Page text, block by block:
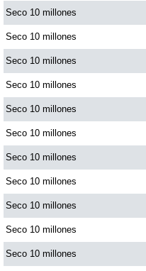
Seco 10 millones
Seco 10 millones
Seco 10 millones
Seco 10 millones
Seco 10 millones
Seco 10 millones
Seco 10 millones
Seco 10 millones
Seco 10 millones
Seco 10 millones
Seco 10 millones